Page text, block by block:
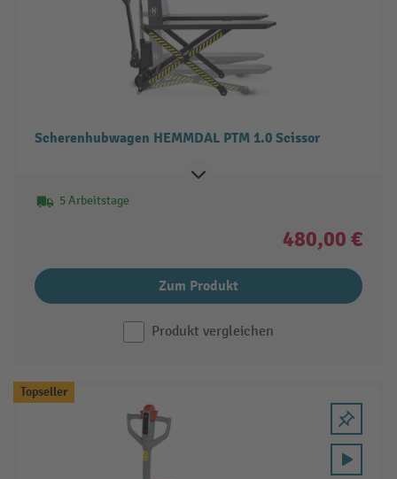
Scherenhubwagen HEMMDAL PTM 1.0 Scissor
5 Arbeitstage
480,00 €
Zum Produkt
Produkt vergleichen
Topseller